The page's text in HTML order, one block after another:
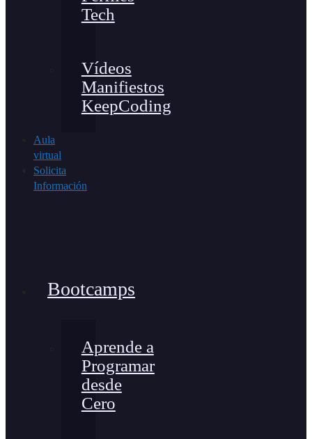
Tech
Vídeos
Manifiestos
KeepCoding
Aula
virtual
Solicita
Información
Bootcamps
Aprende a
Programar
desde
Cero